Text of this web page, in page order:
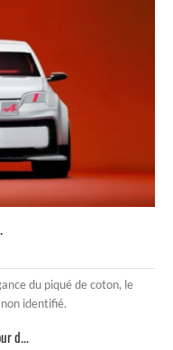
du piqué de coton, le
identifié.
d...